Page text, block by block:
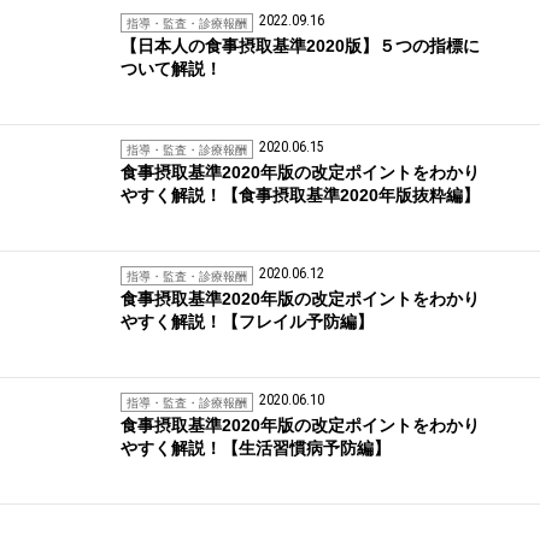
指導・監査・診療報酬 2022.09.16
【日本人の食事摂取基準2020版】５つの指標に
ついて解説！
指導・監査・診療報酬 2020.06.15
食事摂取基準2020年版の改定ポイントをわかり
やすく解説！【食事摂取基準2020年版抜粋編】
指導・監査・診療報酬 2020.06.12
食事摂取基準2020年版の改定ポイントをわかり
やすく解説！【フレイル予防編】
指導・監査・診療報酬 2020.06.10
食事摂取基準2020年版の改定ポイントをわかり
やすく解説！【生活習慣病予防編】